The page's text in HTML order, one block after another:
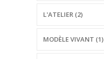
L'ATELIER (2)
MODÈLE VIVANT (1)